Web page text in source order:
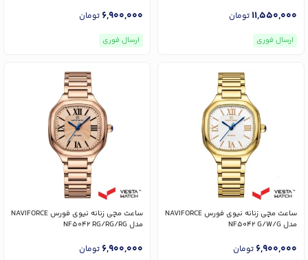
11,550,000تومان
ارسال فوری
6,900,000 تومان
ارسال فوری
ساعت مچی زنانه نیوی فورس NAVIFORCE
مدل NF5042 G/W/G
6,900,000 تومان
ساعت مچی زنانه نیوی فورس NAVIFORCE
مدل NF5042 RG/RG/RG
6,900,000 تومان